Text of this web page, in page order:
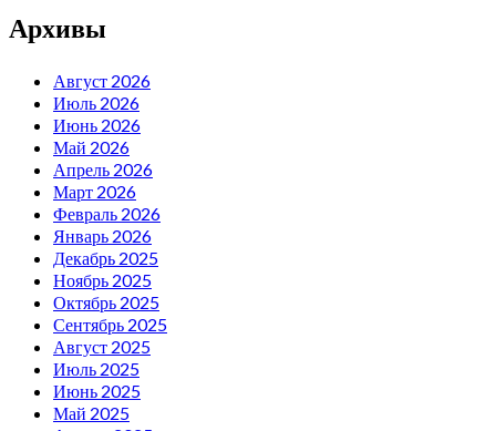
Архивы
Август 2026
Июль 2026
Июнь 2026
Май 2026
Апрель 2026
Март 2026
Февраль 2026
Январь 2026
Декабрь 2025
Ноябрь 2025
Октябрь 2025
Сентябрь 2025
Август 2025
Июль 2025
Июнь 2025
Май 2025